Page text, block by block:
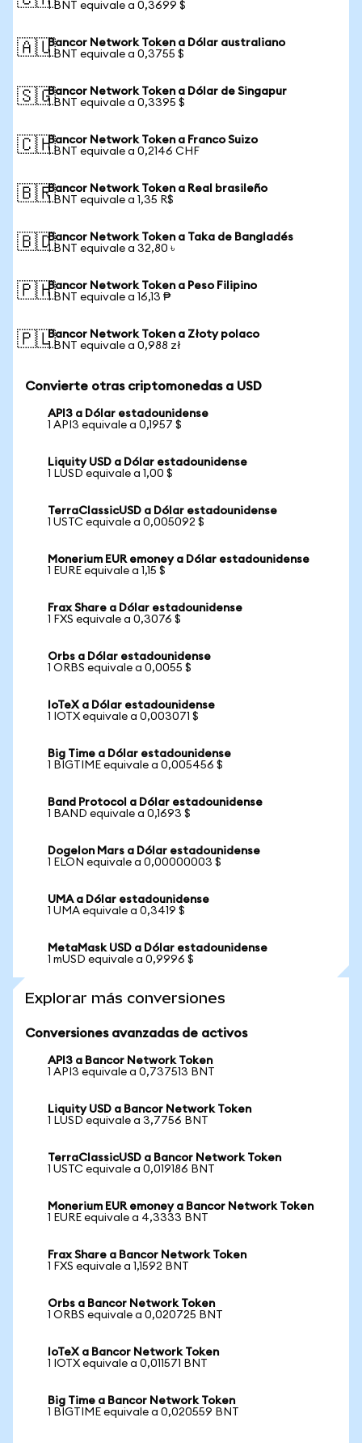
1 BNT equivale a 0,3699 $
🇦🇺Bancor Network Token a Dólar australiano
1 BNT equivale a 0,3755 $
🇸🇬Bancor Network Token a Dólar de Singapur
1 BNT equivale a 0,3395 $
🇨🇭Bancor Network Token a Franco Suizo
1 BNT equivale a 0,2146 CHF
🇧🇷Bancor Network Token a Real brasileño
1 BNT equivale a 1,35 R$
🇧🇩Bancor Network Token a Taka de Bangladés
1 BNT equivale a 32,80 ৳
🇵🇭Bancor Network Token a Peso Filipino
1 BNT equivale a 16,13 ₱
🇵🇱Bancor Network Token a Złoty polaco
1 BNT equivale a 0,988 zł
Convierte otras criptomonedas a USD
API3 a Dólar estadounidense
1 API3 equivale a 0,1957 $
Liquity USD a Dólar estadounidense
1 LUSD equivale a 1,00 $
TerraClassicUSD a Dólar estadounidense
1 USTC equivale a 0,005092 $
Monerium EUR emoney a Dólar estadounidense
1 EURE equivale a 1,15 $
Frax Share a Dólar estadounidense
1 FXS equivale a 0,3076 $
Orbs a Dólar estadounidense
1 ORBS equivale a 0,0055 $
IoTeX a Dólar estadounidense
1 IOTX equivale a 0,003071 $
Big Time a Dólar estadounidense
1 BIGTIME equivale a 0,005456 $
Band Protocol a Dólar estadounidense
1 BAND equivale a 0,1693 $
Dogelon Mars a Dólar estadounidense
1 ELON equivale a 0,00000003 $
UMA a Dólar estadounidense
1 UMA equivale a 0,3419 $
MetaMask USD a Dólar estadounidense
1 mUSD equivale a 0,9996 $
Explorar más conversiones
Conversiones avanzadas de activos
API3 a Bancor Network Token
1 API3 equivale a 0,737513 BNT
Liquity USD a Bancor Network Token
1 LUSD equivale a 3,7756 BNT
TerraClassicUSD a Bancor Network Token
1 USTC equivale a 0,019186 BNT
Monerium EUR emoney a Bancor Network Token
1 EURE equivale a 4,3333 BNT
Frax Share a Bancor Network Token
1 FXS equivale a 1,1592 BNT
Orbs a Bancor Network Token
1 ORBS equivale a 0,020725 BNT
IoTeX a Bancor Network Token
1 IOTX equivale a 0,011571 BNT
Big Time a Bancor Network Token
1 BIGTIME equivale a 0,020559 BNT